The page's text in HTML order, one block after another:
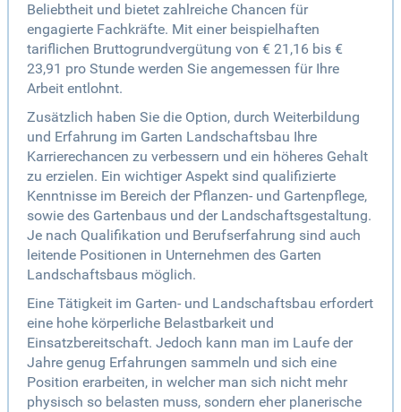
Beliebtheit und bietet zahlreiche Chancen für
engagierte Fachkräfte. Mit einer beispielhaften
tariflichen Bruttogrundvergütung von € 21,16 bis €
23,91 pro Stunde werden Sie angemessen für Ihre
Arbeit entlohnt.
Zusätzlich haben Sie die Option, durch Weiterbildung
und Erfahrung im Garten Landschaftsbau Ihre
Karrierechancen zu verbessern und ein höheres Gehalt
zu erzielen. Ein wichtiger Aspekt sind qualifizierte
Kenntnisse im Bereich der Pflanzen- und Gartenpflege,
sowie des Gartenbaus und der Landschaftsgestaltung.
Je nach Qualifikation und Berufserfahrung sind auch
leitende Positionen in Unternehmen des Garten
Landschaftsbaus möglich.
Eine Tätigkeit im Garten- und Landschaftsbau erfordert
eine hohe körperliche Belastbarkeit und
Einsatzbereitschaft. Jedoch kann man im Laufe der
Jahre genug Erfahrungen sammeln und sich eine
Position erarbeiten, in welcher man sich nicht mehr
physisch so belasten muss, sondern eher planerische